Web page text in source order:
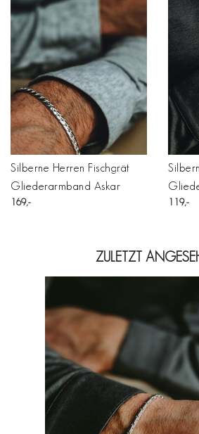
Silberne Herren Fischgrät
Gliederarmband Askar
169 119
ZULETZT